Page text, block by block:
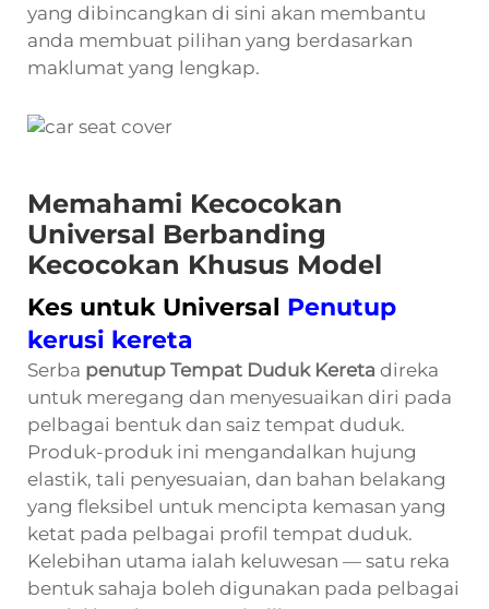
yang dibincangkan di sini akan membantu
anda membuat pilihan yang berdasarkan
maklumat yang lengkap.
Memahami Kecocokan
Universal Berbanding
Kecocokan Khusus Model
Kes untuk Universal Penutup
kerusi kereta
Serba penutup Tempat Duduk Kereta direka
untuk meregang dan menyesuaikan diri pada
pelbagai bentuk dan saiz tempat duduk.
Produk-produk ini mengandalkan hujung
elastik, tali penyesuaian, dan bahan belakang
yang fleksibel untuk mencipta kemasan yang
ketat pada pelbagai profil tempat duduk.
Kelebihan utama ialah keluwesan — satu reka
bentuk sahaja boleh digunakan pada pelbagai